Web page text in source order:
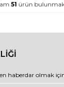
51 ürün
haberdar olmak